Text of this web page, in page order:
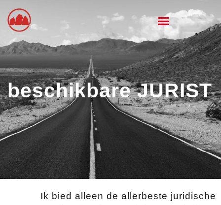
naar
inhoud
beschikbare JURIST
Ik bied alleen de allerbeste juridische